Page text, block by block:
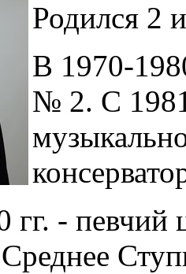
Родился 2
В 1970-
№ 2. С 1981
гг. - певчий